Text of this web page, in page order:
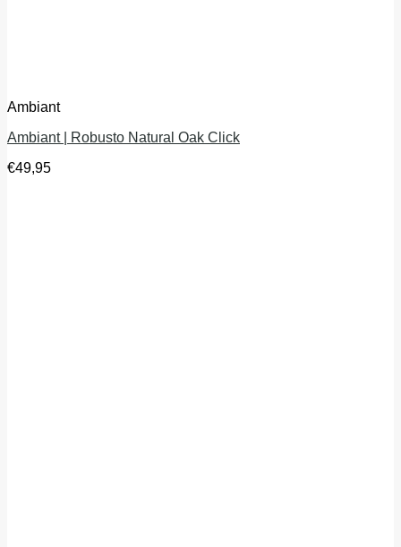
Ambiant
Ambiant | Robusto Natural Oak Click
€49,95